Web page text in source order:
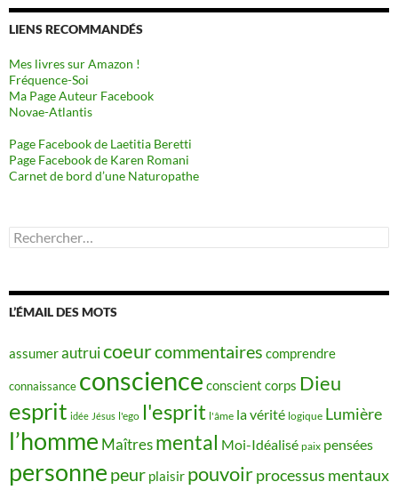
LIENS RECOMMANDÉS
Mes livres sur Amazon !
Fréquence-Soi
Ma Page Auteur Facebook
Novae-Atlantis
Page Facebook de Laetitia Beretti
Page Facebook de Karen Romani
Carnet de bord d’une Naturopathe
Rechercher :
L’ÉMAIL DES MOTS
assumerautruicoeurcommentaires comprendre
connaissance conscience conscient corps Dieu
esprit idée Jésus l'ego l'esprit l'âme la vérité logique Lumière
l’homme Maîtres mental Moi-Idéalisé paix pensées
personne peur plaisir pouvoirprocessus mentaux